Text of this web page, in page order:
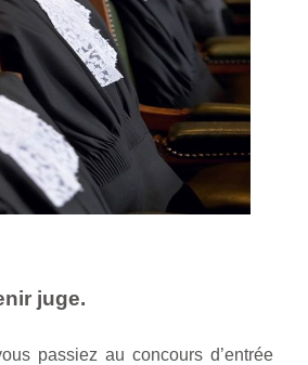
juge.
passiez au concours d’entrée